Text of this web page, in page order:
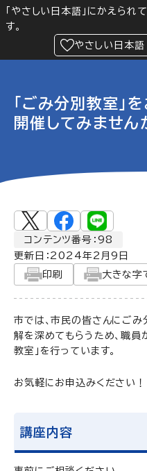
「やさしい日本語」にかえられ
す。
やさしい日本語
「ごみ分別教室」
開催してみません
コンテンツ番号：98
更新日： 2024年2月9日
印刷
大きな字
市では、市民の皆さんにご
解を深めてもらうため、職員
教室」を行っています。
お気軽にお申込みください！
講座内容